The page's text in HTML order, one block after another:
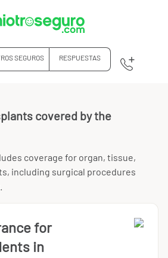
SEGUROS RESPUESTAS
covered by the
coverage for organ, tissue,
including surgical procedures
for
in